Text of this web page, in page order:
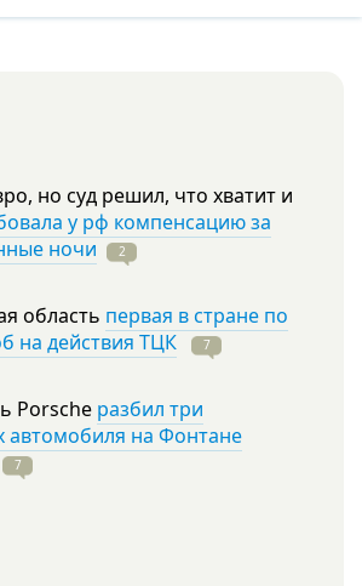
но суд решил, что хватит и
у рф компенсацию за
ночи
2
область первая в стране по
на действия ТЦК
7
Porsche разбил три
автомобиля на Фонтане
7